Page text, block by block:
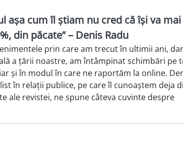
așa cum îl știam nu cred că își va mai
din păcate” – Denis Radu
prin care am trecut în ultimii ani,
a țării noastre, am întâmpinat schimbări pe
și în modul în care ne raportăm la online.
în relații publice, pe care îl cunoaștem deja
ale revistei, ne spune câteva cuvinte despre